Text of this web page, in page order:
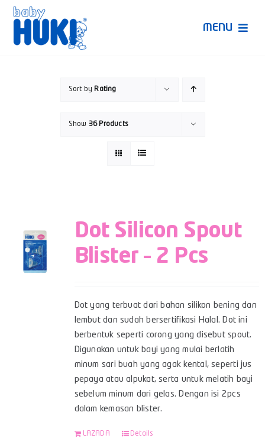
Skip
content
MENU
Sort by Rating
Show 36 Products
Dot Silicon Spout
Blister – 2 Pcs
Dot yang terbuat dari bahan silikon bening dan
lembut dan sudah bersertifikasi Halal. Dot ini
berbentuk seperti corong yang disebut spout.
Digunakan untuk bayi yang mulai berlatih
minum sari buah yang agak kental, seperti jus
pepaya atau alpukat, serta untuk melatih bayi
sebelum minum dari gelas. Dengan isi 2pcs
dalam kemasan blister.
LAZADA Details